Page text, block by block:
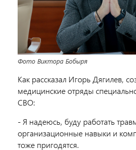
Фото Виктора Бобыря
Как рассказал Игорь Дягилев,
медицинские отряды
СВО:
- Я надеюсь, буду работать
организационные навыки и
тоже пригодятся.